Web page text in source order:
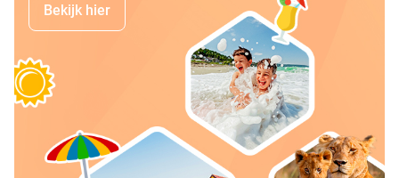
Bekijk hier